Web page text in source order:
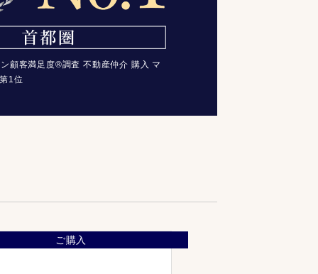
顧客満足度®調査 不動産仲介 購入 マ
1位
ご購入